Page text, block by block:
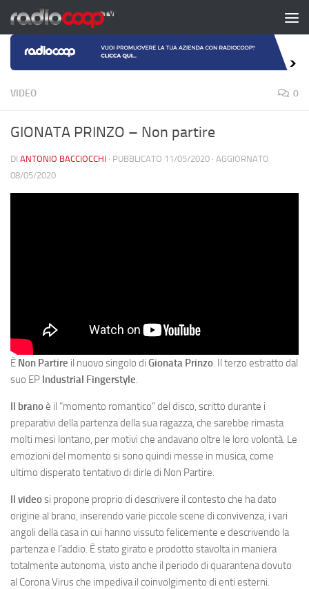
Salta al contenuto
VIDEO 0
GIONATA PRINZO – Non partire
DI ANTONIO BACCIOCCHI · PUBBLICATO 11/05/2020 · AGGIORNATO
08/05/2020
È Non Partire il nuovo singolo di Gionata Prinzo. Il terzo estratto dal
suo EP Industrial Fingerstyle.
Il branoè il “momento romantico” del disco, scritto durante i
preparativi della partenza della sua ragazza, che sarebbe rimasta
molti mesi lontano, per motivi che andavano oltre le loro volontà. Le
emozioni del momento si sono quindi messe in musica, come
ultimo disperato tentativo di dirle di Non Partire.
Il videosi propone proprio di descrivere il contesto che ha dato
origine al brano, inserendo varie piccole scene di convivenza, i vari
angoli della casa in cui hanno vissuto felicemente e descrivendo la
partenza e l’addio. È stato girato e prodotto stavolta in maniera
totalmente autonoma, visto anche il periodo di quarantena dovuto
al Corona Virus che impediva il coinvolgimento di enti esterni.